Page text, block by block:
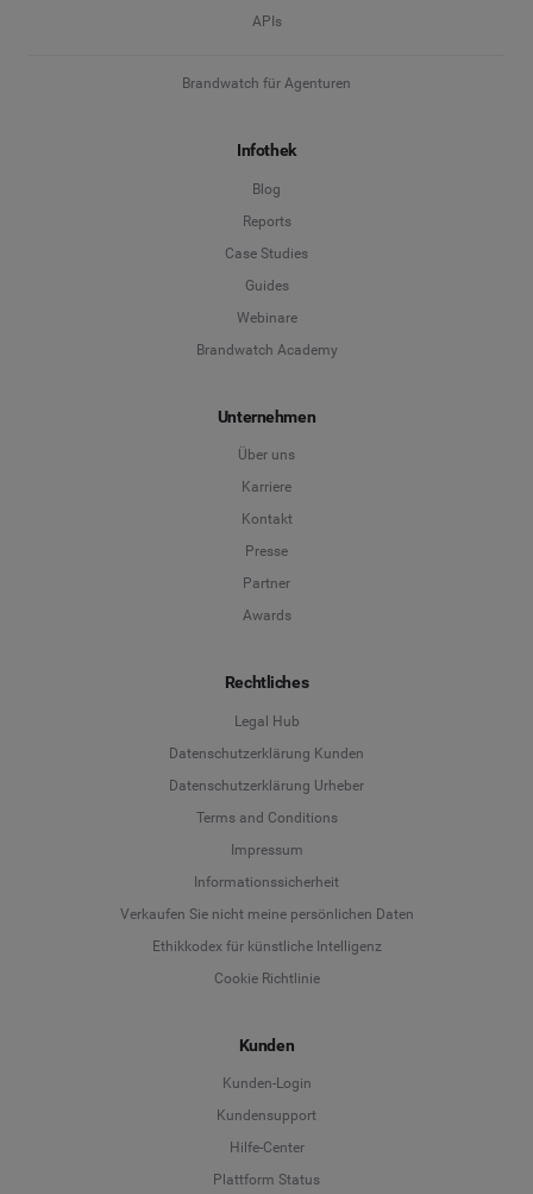
APIs
Brandwatch für Agenturen
Infothek
Blog
Reports
Case Studies
Guides
Webinare
Brandwatch Academy
Unternehmen
Über uns
Karriere
Kontakt
Presse
Partner
Awards
Rechtliches
Legal Hub
Datenschutzerklärung Kunden
Datenschutzerklärung Urheber
Terms and Conditions
Impressum
Informationssicherheit
Verkaufen Sie nicht meine persönlichen Daten
Ethikkodex für künstliche Intelligenz
Cookie Richtlinie
Kunden
Kunden-Login
Kundensupport
Hilfe-Center
Plattform Status
Deutsch
English